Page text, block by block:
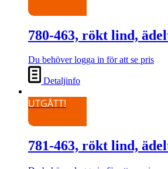
780-463, rökt lind,
Du behöver logga in för att se pris
Detaljinfo
UTGÅTT!
781-463, rökt lind,